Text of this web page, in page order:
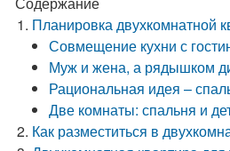
Планировка двухкомнатной
Совмещение кухни с
Муж и жена, а рядышком
Рациональная идея –
Две комнаты: спальня и
Как разместиться в